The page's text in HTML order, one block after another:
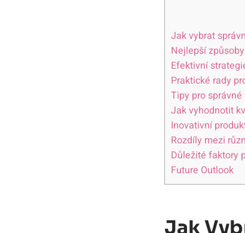
Jak vybrat
Nejlepší
Efektivní
Praktické rady
Tipy pro
Jak vyhodnotit
Inovativní
Rozdíly mezi
Důležité faktory
Future Outlook
Jak